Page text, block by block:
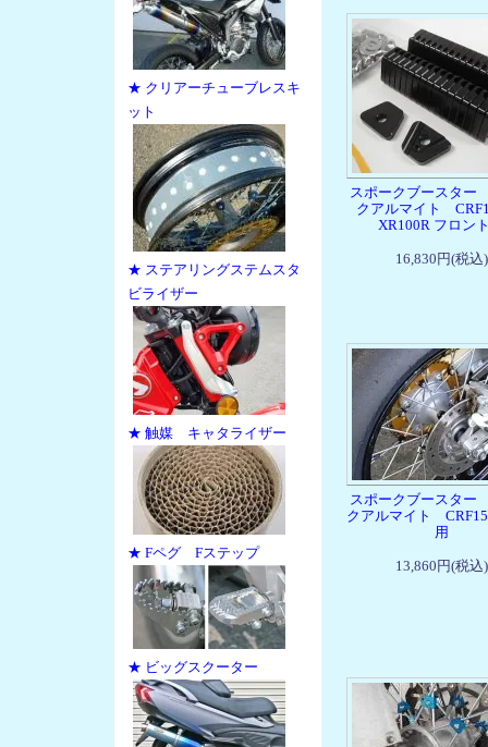
★ クリアーチューブレスキ
ット
★ ステアリングステムスタ
ビライザー
★ 触媒 キャタライザー
★ Fペグ Fステップ
★ ビッグスクーター
スポークブースター
クアルマイト
XR100R フロン
16,830円(税込)
スポークブースター
クアルマイト
用
13,860円(税込)